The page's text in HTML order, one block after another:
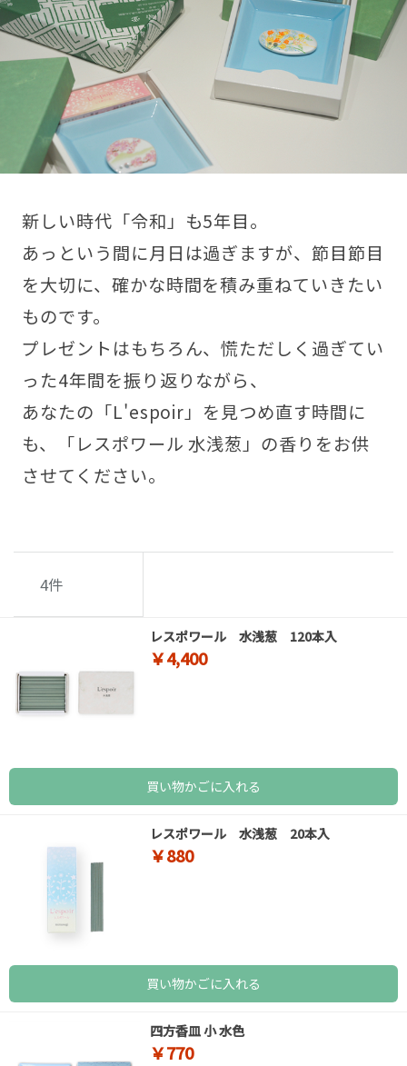
新しい時代「令和」も5年目。
あっという間に月日は過ぎますが、節目節目
を大切に、確かな時間を積み重ねていきたい
ものです。
プレゼントはもちろん、慌ただしく過ぎてい
った4年間を振り返りながら、
あなたの「L'espoir」を見つめ直す時間に
も、「レスポワール 水浅葱」の香りをお供
させてください。
4件
レスポワール 水浅葱 120本入
￥4,400
買い物かごに入れる
レスポワール 水浅葱 20本入
￥880
買い物かごに入れる
四方香皿 小 水色
￥770